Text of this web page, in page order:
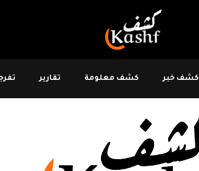
كشف خبر كشف معلومة تقارير